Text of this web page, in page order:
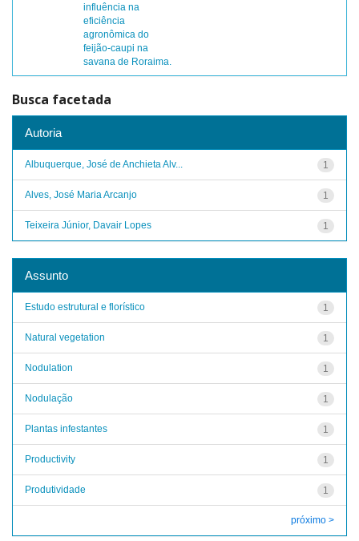
influência na
eficiência
agronômica do
feijão-caupi na
savana de Roraima.
Busca facetada
Autoria
1
Albuquerque, José de Anchieta Alv...
1
Alves, José Maria Arcanjo
1
Teixeira Júnior, Davair Lopes
Assunto
1
Estudo estrutural e florístico
1
Natural vegetation
1
Nodulation
1
Nodulação
1
Plantas infestantes
1
Productivity
1
Produtividade
próximo >